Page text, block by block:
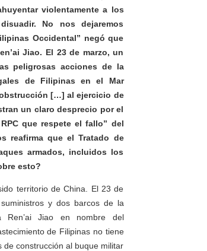
violentamente a los
No nos dejaremos
Occidental” negó que
Jiao. El 23 de marzo, un
peligrosas acciones de la
de Filipinas en el Mar
[…] al ejercicio de
un claro desprecio por el
que respete el fallo” del
reafirma que el Tratado de
armados, incluidos los
esto?
territorio de China. El 23 de
y dos barcos de la
Ren’ai Jiao en nombre del
de Filipinas no tiene
construcción al buque militar